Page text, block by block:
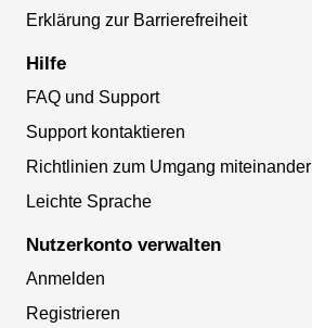
Erklärung zur Barrierefreiheit
Hilfe
FAQ und Support
Support kontaktieren
Richtlinien zum Umgang miteinander
Leichte Sprache
Nutzerkonto verwalten
Anmelden
Registrieren